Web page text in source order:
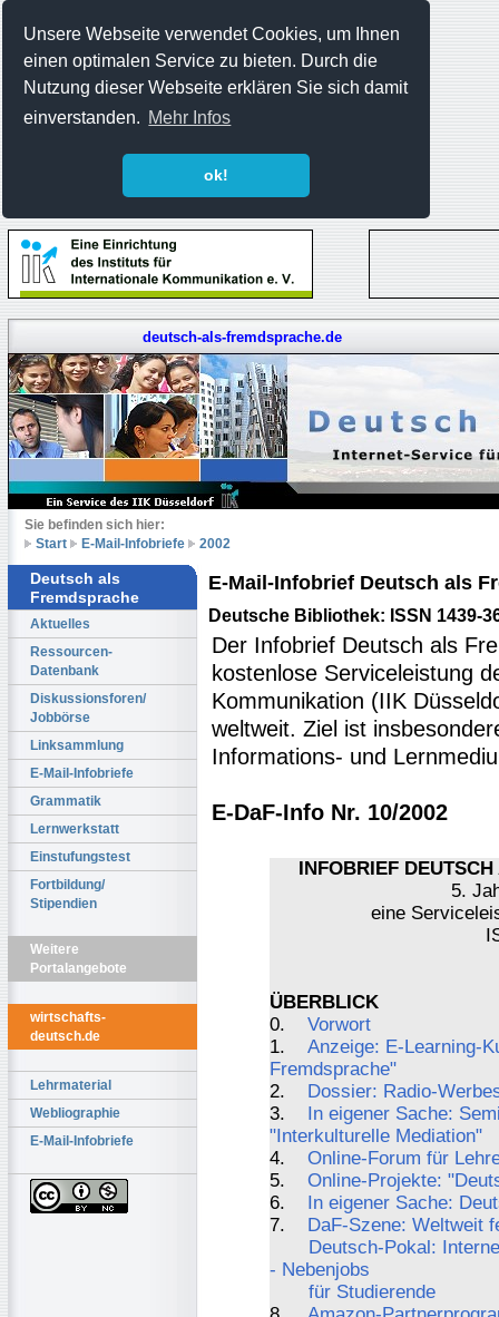
Unsere Webseite verwendet Cookies, um Ihnen
einen optimalen Service zu bieten. Durch die
Nutzung dieser Webseite erklären Sie sich damit
einverstanden. Mehr Infos
ok!
deutsch-als-fremdsprache.de
Sie befinden sich hier:
Start
E-Mail-Infobriefe 2002
Deutsch als
Fremdsprache
Aktuelles
Ressourcen-
Datenbank
Diskussionsforen/
Jobbörse
Linksammlung
E-Mail-Infobriefe
Grammatik
Lernwerkstatt
Einstufungstest
Fortbildung/
Stipendien
Weitere
Portalangebote
wirtschafts-
deutsch.de
Lehrmaterial
Webliographie
E-Mail-Infobriefe
E-Mail-Infobrief Deutsch als
Deutsche Bibliothek: ISSN 1439-
Der Infobrief Deutsch als
kostenlose Serviceleistung
Kommunikation (IIK
weltweit. Ziel ist
Informations- und
E-DaF-Info Nr. 10/2002
INFOBRIEF
5.
eine
ÜBERBLICK
0. Vorwort
1. Anzeige: E-Learning-
Fremdsprache"
2. Dossier: Radio-
3. In eigener Sache:
"Interkulturelle Mediation"
4. Online-Forum für
5. Online-Projekte:
6. In eigener Sache:
7. DaF-Szene: Weltweit
Deutsch-Pokal:
- Nebenjobs
für Studierende